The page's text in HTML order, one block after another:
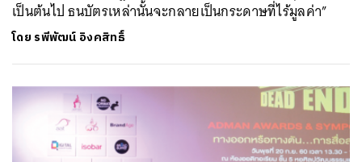
เป็นต้นไป ธนบัตรเหล่านั้นจะกลายเป็นกระดาษที่ไร้มูลค่า”
โดย รพีพัฒน์ อิงคสิทธิ์